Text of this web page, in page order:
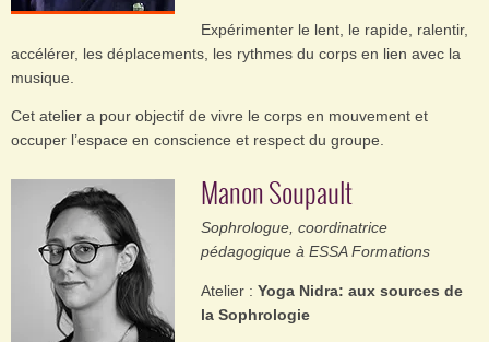
Expérimenter le lent, le rapide, ralentir,
accélérer, les déplacements, les rythmes du corps en lien avec la
musique.
Cet atelier a pour objectif de vivre le corps en mouvement et
occuper l’espace en conscience et respect du groupe.
Manon Soupault
Sophrologue, coordinatrice
pédagogique à ESSA Formations
Atelier : Yoga Nidra: aux sources de
la Sophrologie